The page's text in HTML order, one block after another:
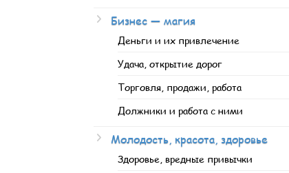
Бизнес — магия
Деньги и их привлечение
Удача, открытие дорог
Торговля, продажи, работа
Должники и работа с ними
Молодость, красота, здоровье
Здоровье, вредные привычки